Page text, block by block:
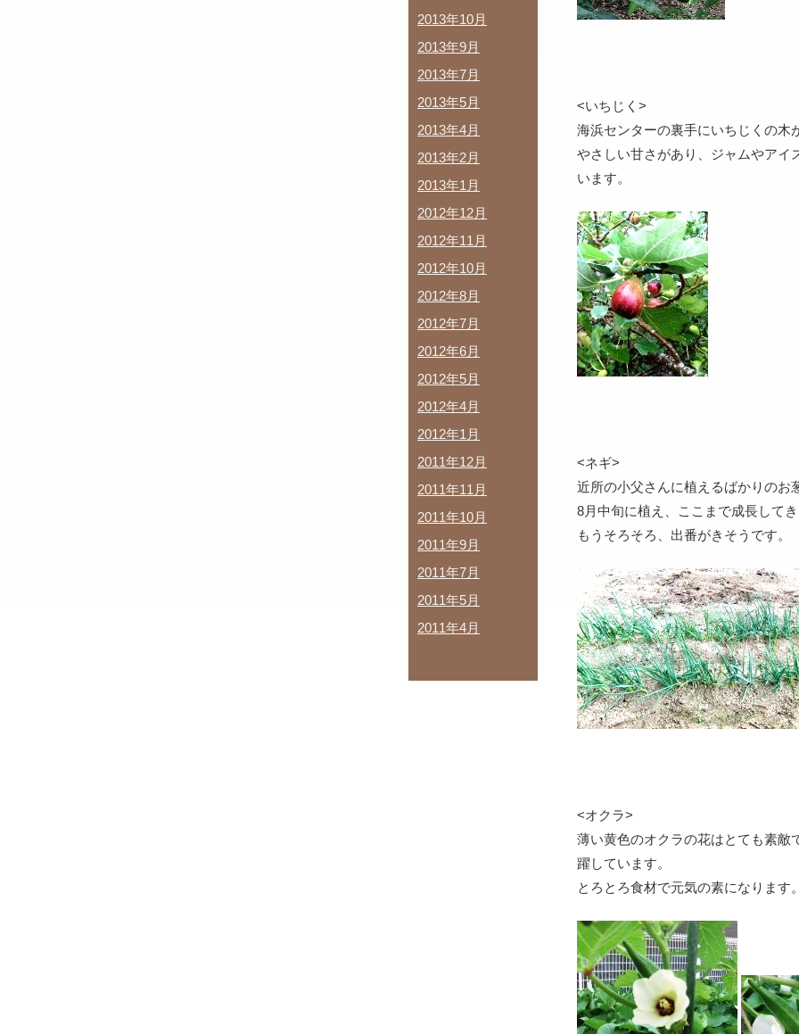
<いちじく>
海浜センターの裏手にいちじくの木
やさしい甘さがあり、ジャムやアイ
います。
<ネギ>
近所の小父さんに植えるばかりのお
8月中旬に植え、ここまで成長してき
もうそろそろ、出番がきそうです。
<オクラ>
薄い黄色のオクラの花はとても素敵
躍しています。
とろとろ食材で元気の素になります。
2013年10月
2013年9月
2013年7月
2013年5月
2013年4月
2013年2月
2013年1月
2012年12月
2012年11月
2012年10月
2012年8月
2012年7月
2012年6月
2012年5月
2012年4月
2012年1月
2011年12月
2011年11月
2011年10月
2011年9月
2011年7月
2011年5月
2011年4月